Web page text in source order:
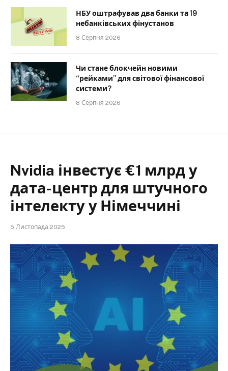
НБУ оштрафував два банки та 19
небанківських фінустанов
8 Серпня 2026
Чи стане блокчейн новими
“рейками” для світової фінансової
системи?
8 Серпня 2026
Nvidia інвестує €1 млрд у
дата-центр для штучного
інтелекту у Німеччині
5 Листопада 2025